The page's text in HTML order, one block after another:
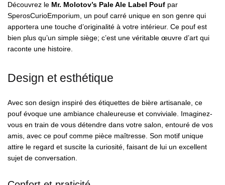
Découvrez le Mr. Molotov’s Pale Ale Label Pouf par
SperosCurioEmporium, un pouf carré unique en son genre qui
apportera une touche d’originalité à votre intérieur. Ce pouf est
bien plus qu’un simple siège; c’est une véritable œuvre d’art qui
raconte une histoire.
Design et esthétique
Avec son design inspiré des étiquettes de bière artisanale, ce
pouf évoque une ambiance chaleureuse et conviviale. Imaginez-
vous en train de vous détendre dans votre salon, entouré de vos
amis, avec ce pouf comme pièce maîtresse. Son motif unique
attire le regard et suscite la curiosité, faisant de lui un excellent
sujet de conversation.